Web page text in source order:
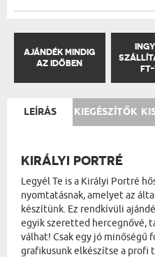
AJÁNDÉK MINDIG
AZ IDŐBEN
LEÍRÁS KIEGÉSZÍTŐK
KIRÁLYI PORTRÉ
Legyél Te is a Királyi Portré
nyomtatásnak, amelyet az
készítünk. Ez rendkívüli
egyik szeretted hercegnővé,
válhat! Csak egy jó minőségű
grafikusunk elkészítse a profi